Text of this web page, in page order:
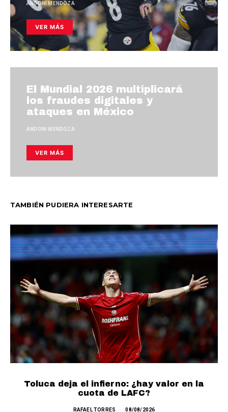
ANDONI MENDOZA
VER MÁS
El Mundial 2026 multiplicará
los fraudes digitales y
ataques en México
ANDONI MENDOZA
VER MÁS
TAMBIÉN PUDIERA INTERESARTE
Toluca deja el infierno: ¿hay valor en la
cuota de LAFC?
RAFAEL TORRES 08/08/2026